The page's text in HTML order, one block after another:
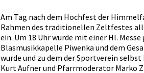
Am Tag nach dem Hochfest der
Rahmen des traditionellen Zeltfestes
ein. Um 18 Uhr wurde mit einer Hl.
Blasmusikkapelle Piwenka und dem
wurde und zu dem der Sportverein
Kurt Aufner und Pfarrmoderator Marko